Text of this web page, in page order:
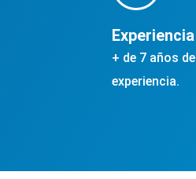
Experiencia
+ de 7 años de
experiencia.